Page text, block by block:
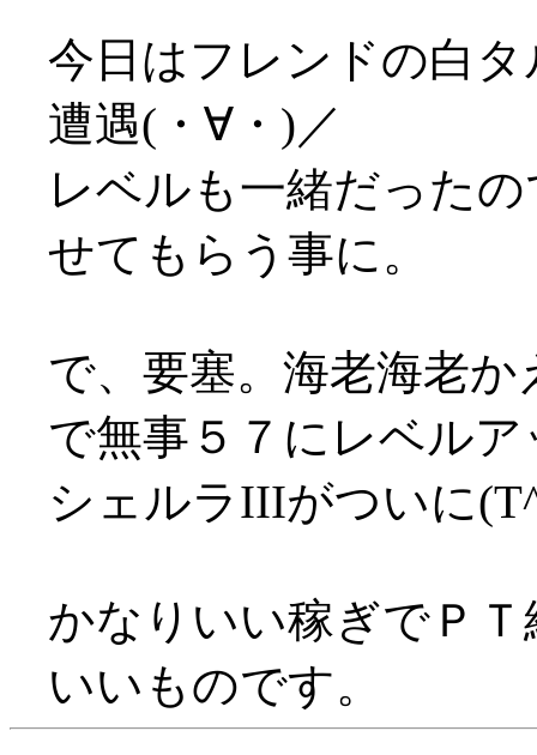
今日はフレンドの白
遭遇(・∀・)／
レベルも一緒だった
せてもらう事に。
で、要塞。海老海老
で無事５７にレベルア
シェルラIIIがついに
かなりいい稼ぎでＰ
いいものです。